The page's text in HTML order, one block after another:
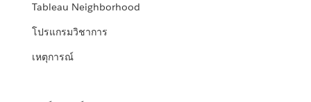
Tableau Neighborhood
โปรแกรมวิชาการ
เหตุการณ์